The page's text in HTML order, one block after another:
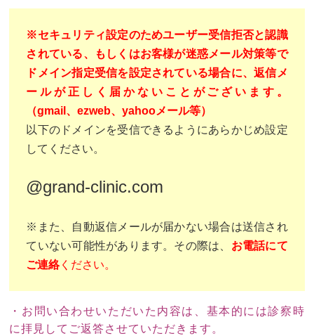
※セキュリティ設定のためユーザー受信拒否と認識
されている、もしくはお客様が迷惑メール対策等で
ドメイン指定受信を設定されている場合に、返信メ
ールが正しく届かないことがございます。
（gmail、ezweb、yahooメール等）
以下のドメインを受信できるようにあらかじめ設定
してください。
@grand-clinic.com
※また、自動返信メールが届かない場合は送信され
ていない可能性があります。その際は、 お電話にて
ご連絡ください。
・お問い合わせいただいた内容は、基本的には診察時
に拝見してご返答させていただきます。